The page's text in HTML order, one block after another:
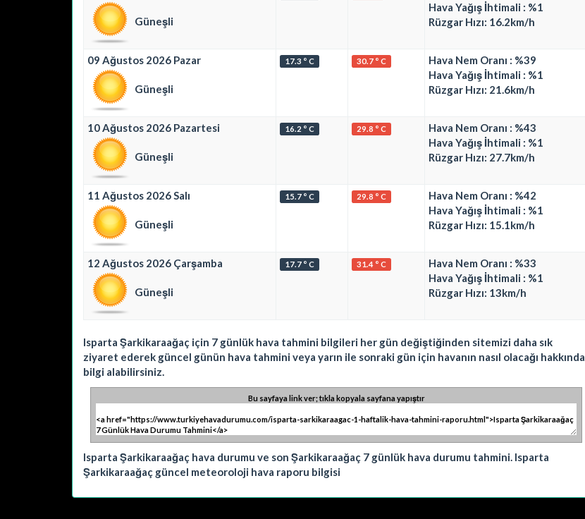
Güneşli
Hava Yağış İhtimali : %1
Rüzgar Hızı: 16.2km/h
09 Ağustos 2026 Pazar
Güneşli
17.3 ° C 30.7 ° C
Hava Nem Oranı : %39
Hava Yağış İhtimali : %1
Rüzgar Hızı: 21.6km/h
10 Ağustos 2026 Pazartesi
Güneşli
16.2 ° C 29.8 ° C
Hava Nem Oranı : %43
Hava Yağış İhtimali : %1
Rüzgar Hızı: 27.7km/h
11 Ağustos 2026 Salı
Güneşli
15.7 ° C 29.8 ° C
Hava Nem Oranı : %42
Hava Yağış İhtimali : %1
Rüzgar Hızı: 15.1km/h
12 Ağustos 2026 Çarşamba
Güneşli
17.7 ° C 31.4 ° C
Hava Nem Oranı : %33
Hava Yağış İhtimali : %1
Rüzgar Hızı: 13km/h
Isparta Şarkikaraağaç için 7 günlük hava tahmini bilgileri her gün değiştiğinden sitemizi daha sık
ziyaret ederek güncel günün hava tahmini veya yarın ile sonraki gün için havanın nasıl olacağı hakkında
bilgi alabilirsiniz.
Bu sayfaya link ver; tıkla kopyala sayfana yapıştır
Isparta Şarkikaraağaç hava durumu ve son Şarkikaraağaç 7 günlük hava durumu tahmini. Isparta
Şarkikaraağaç güncel meteoroloji hava raporu bilgisi